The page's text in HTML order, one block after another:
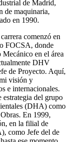
de Madrid,
de maquinaria,
en 1990.
comenzó en
FOCSA, donde
en el área
DHV
de Proyecto. Aquí,
visión y
e internacionales.
estrategia del grupo
(DHA) como
En 1999,
en la filial de
como Jefe del de